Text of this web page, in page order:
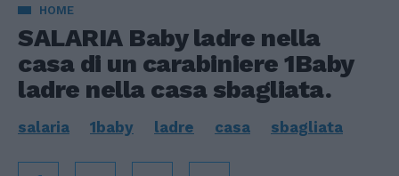
HOME
SALARIA Baby ladre nella
casa di un carabiniere 1Baby
ladre nella casa sbagliata.
salaria 1baby ladre casa sbagliata